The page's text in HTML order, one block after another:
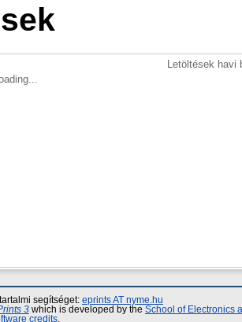
Letöltések havi
segítséget: eprints AT nyme.hu
3 which is developed by the School of Electronics
credits